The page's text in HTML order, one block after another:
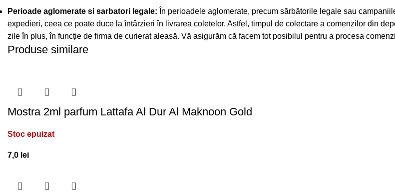
Perioade aglomerate si sarbatori legale: În perioadele aglomerate, precum sărbătorile legale sau
expedieri, ceea ce poate duce la întârzieri în livrarea coletelor. Astfel, timpul de colectare a comenzilor din
zile în plus, în funcție de firma de curierat aleasă. Vă asigurăm că facem tot posibilul pentru a procesa
Produse similare
Mostra 2ml parfum Lattafa Al Dur Al Maknoon Gold
Stoc epuizat
7,0 lei